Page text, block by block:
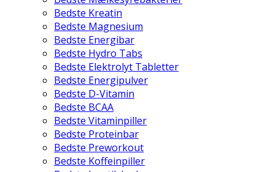
Bedste Kreatin
Bedste Magnesium
Bedste Energibar
Bedste Hydro Tabs
Bedste Elektrolyt Tabletter
Bedste Energipulver
Bedste D-Vitamin
Bedste BCAA
Bedste Vitaminpiller
Bedste Proteinbar
Bedste Preworkout
Bedste Koffeinpiller